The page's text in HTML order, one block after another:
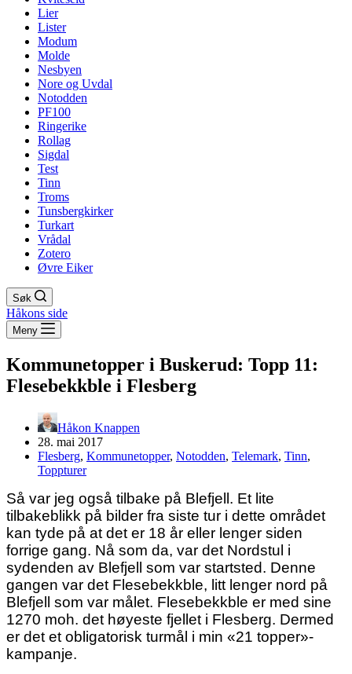
Lier
Lister
Modum
Molde
Nesbyen
Nore og Uvdal
Notodden
PF100
Ringerike
Rollag
Sigdal
Test
Tinn
Troms
Tunsbergkirker
Turkart
Vrådal
Zotero
Øvre Eiker
Søk
Håkons side
Meny
Kommunetopper i Buskerud: Topp 11:
Flesebekkble i Flesberg
Håkon Knappen
28. mai 2017
Flesberg, Kommunetopper, Notodden, Telemark, Tinn,
Toppturer
Så var jeg også tilbake på Blefjell. Et lite
tilbakeblikk på bilder fra siste tur i dette området
kan tyde på at det er 18 år eller lenger siden
forrige gang. Nå som da, var det Nordstul i
sydenden av Blefjell som var startsted. Denne
gangen var det Flesebekkble, litt lenger nord på
Blefjell som var målet. Flesebekkble er med sine
1270 moh. det høyeste fjellet i Flesberg. Dermed
er det et obligatorisk turmål i min «21 topper»-
kampanje.